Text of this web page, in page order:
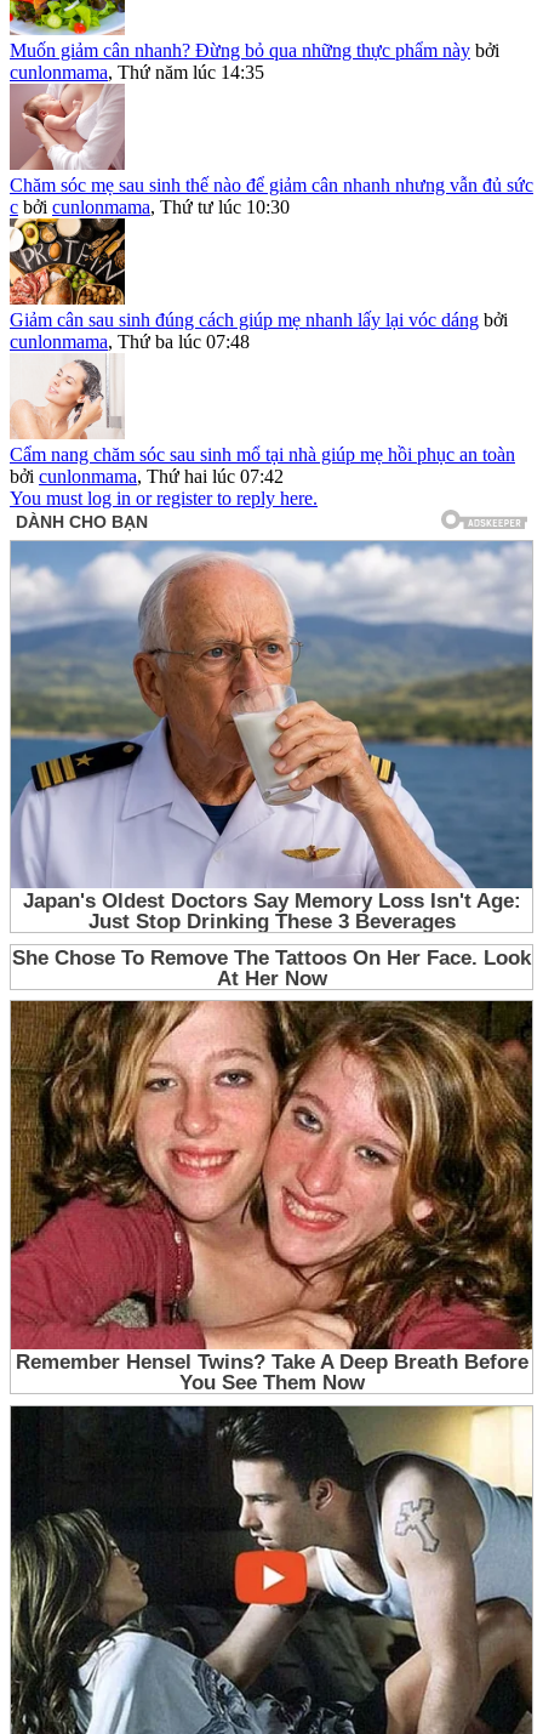
Muốn giảm cân nhanh? Đừng bỏ qua những thực phẩm này bởi
cunlonmama, Thứ năm lúc 14:35
Chăm sóc mẹ sau sinh thế nào để giảm cân nhanh nhưng vẫn đủ sức
c bởi cunlonmama, Thứ tư lúc 10:30
Giảm cân sau sinh đúng cách giúp mẹ nhanh lấy lại vóc dáng bởi
cunlonmama, Thứ ba lúc 07:48
Cẩm nang chăm sóc sau sinh mổ tại nhà giúp mẹ hồi phục an toàn
bởi cunlonmama, Thứ hai lúc 07:42
You must log in or register to reply here.